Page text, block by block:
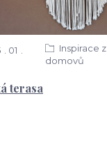
terasa
01
Inspirace
domovů